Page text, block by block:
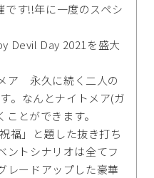
す!!年に一度のスペシ
Devil Day 2021を盛大
ア 永久に続く二人の
。なんとナイトメア(ガ
とができます。
福」と題した抜き打ち
ントシナリオは全てフ
レードアップした豪華